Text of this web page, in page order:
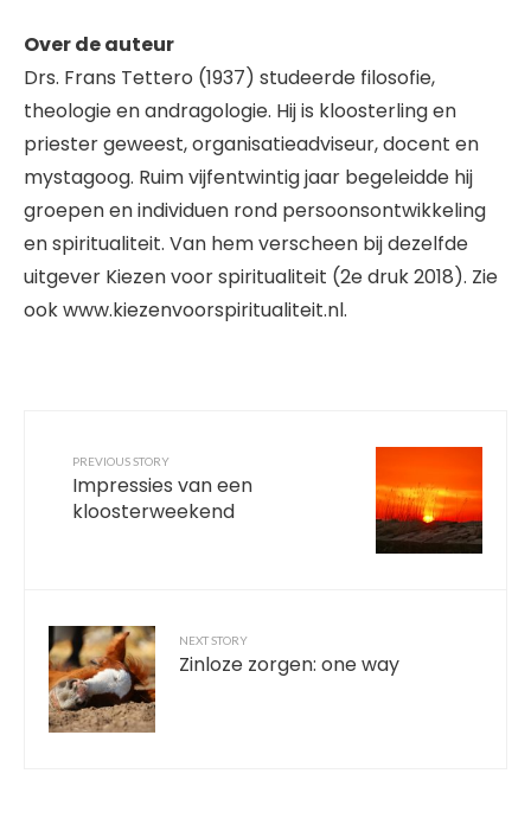
Over de auteur
Drs. Frans Tettero (1937) studeerde filosofie,
theologie en andragologie. Hij is kloosterling en
priester geweest, organisatieadviseur, docent en
mystagoog. Ruim vijfentwintig jaar begeleidde hij
groepen en individuen rond persoonsontwikkeling
en spiritualiteit. Van hem verscheen bij dezelfde
uitgever Kiezen voor spiritualiteit (2e druk 2018). Zie
ook www.kiezenvoorspiritualiteit.nl.
PREVIOUS STORY
Impressies van een
kloosterweekend
NEXT STORY
Zinloze zorgen: one way